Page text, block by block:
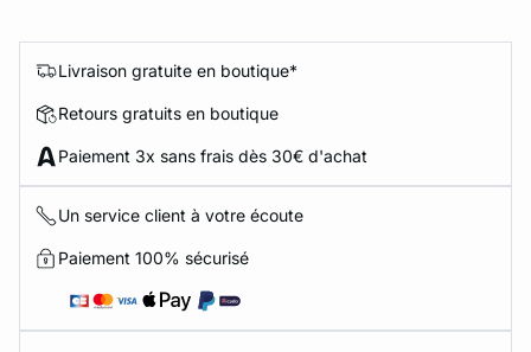
Livraison gratuite en boutique*
Retours gratuits en boutique
Paiement 3x sans frais dès 30€ d'achat
Un service client à votre écoute
Paiement 100% sécurisé